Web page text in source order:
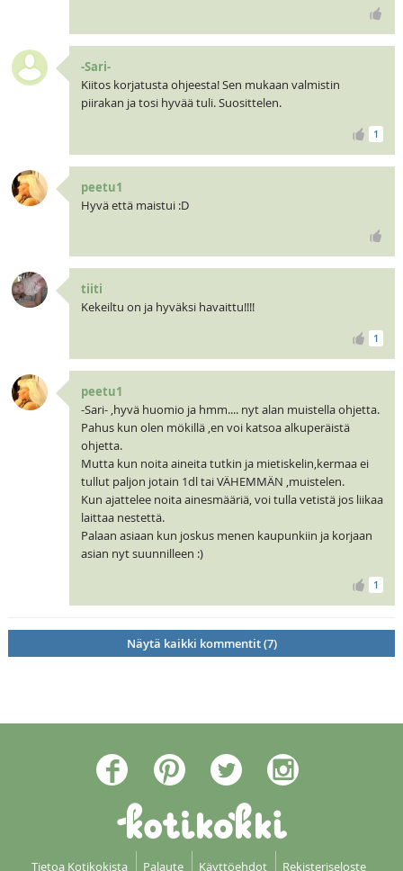
-Sari-
Kiitos korjatusta ohjeesta! Sen mukaan valmistin
piirakan ja tosi hyvää tuli. Suosittelen.
1
peetu1
Hyvä että maistui :D
tiiti
Kekeiltu on ja hyväksi havaittu!!!!
1
peetu1
-Sari- ,hyvä huomio ja hmm.... nyt alan muistella ohjetta.
Pahus kun olen mökillä ,en voi katsoa alkuperäistä
ohjetta.
Mutta kun noita aineita tutkin ja mietiskelin,kermaa ei
tullut paljon jotain 1dl tai VÄHEMMÄN ,muistelen.
Kun ajattelee noita ainesmääriä, voi tulla vetistä jos liikaa
laittaa nestettä.
Palaan asiaan kun joskus menen kaupunkiin ja korjaan
asian nyt suunnilleen :)
1
Näytä kaikki kommentit (7)
Tietoa Kotikokista Palaute Käyttöehdot Rekisteriseloste